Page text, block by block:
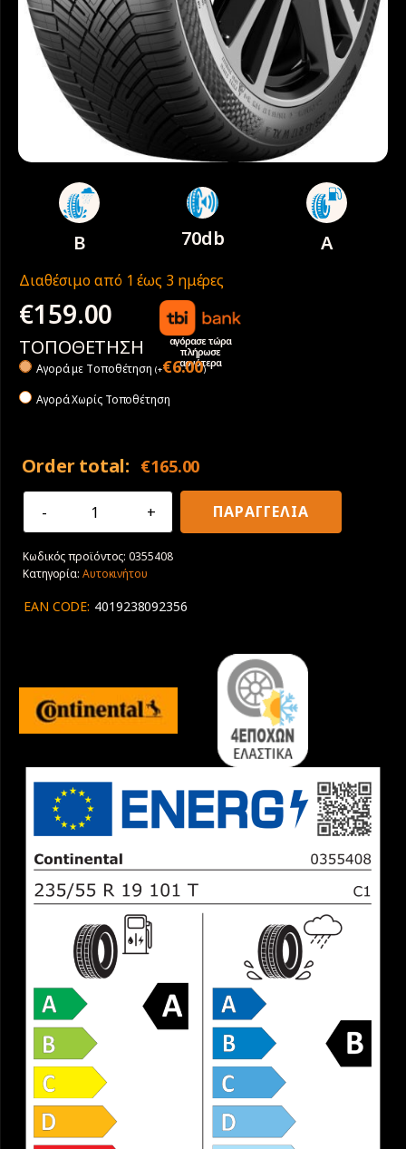
B 70db A
Διαθέσιμο από 1 έως 3 ημέρες
€159.00
αγόρασε τώρα
πλήρωσε
αργότερα
ΤΟΠΟΘΕΤΗΣΗ
Αγορά με Tοποθέτηση (+€6.00)
Αγορά Χωρίς Τοποθέτηση
Order total: €165.00
235/55R19
All
Season
2
ΠΑΡΑΓΓΕΛΙΑ
Κωδικός προϊόντος:0355408
Κατηγορία: Αυτοκινήτου
EAN CODE: 4019238092356